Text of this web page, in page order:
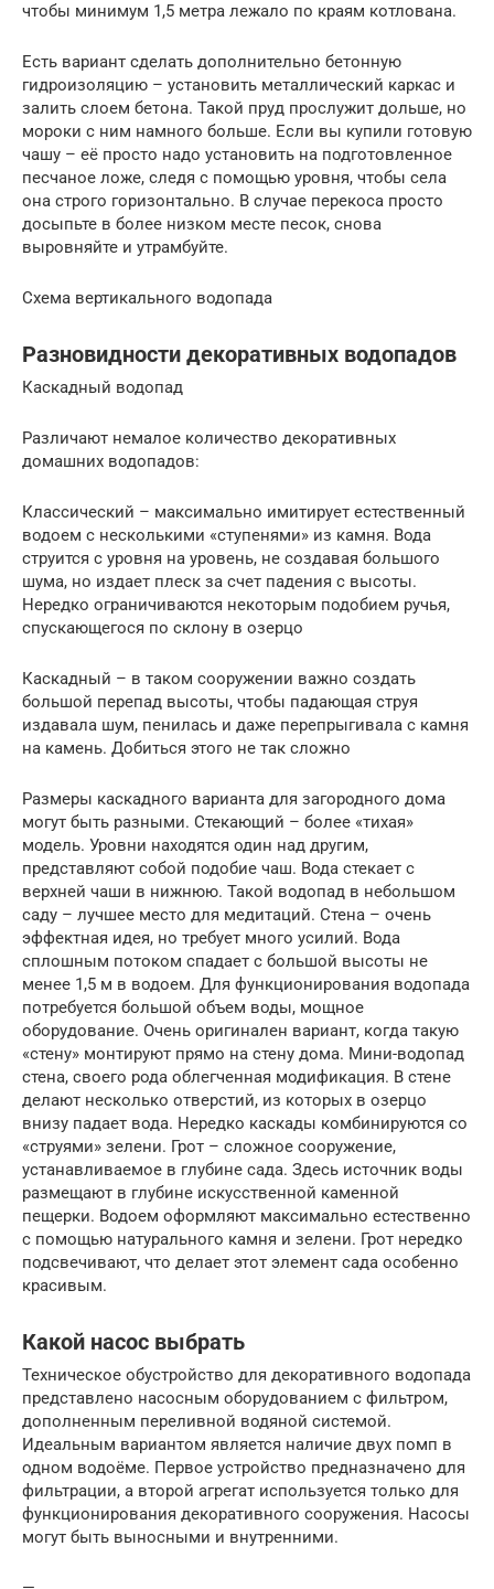
чтобы минимум 1,5 метра лежало по краям котлована.
Есть вариант сделать дополнительно бетонную
гидроизоляцию – установить металлический каркас и
залить слоем бетона. Такой пруд прослужит дольше, но
мороки с ним намного больше. Если вы купили готовую
чашу – её просто надо установить на подготовленное
песчаное ложе, следя с помощью уровня, чтобы села
она строго горизонтально. В случае перекоса просто
досыпьте в более низком месте песок, снова
выровняйте и утрамбуйте.
Схема вертикального водопада
Разновидности декоративных водопадов
Каскадный водопад
Различают немалое количество декоративных
домашних водопадов:
Классический – максимально имитирует естественный
водоем с несколькими «ступенями» из камня. Вода
струится с уровня на уровень, не создавая большого
шума, но издает плеск за счет падения с высоты.
Нередко ограничиваются некоторым подобием ручья,
спускающегося по склону в озерцо
Каскадный – в таком сооружении важно создать
большой перепад высоты, чтобы падающая струя
издавала шум, пенилась и даже перепрыгивала с камня
на камень. Добиться этого не так сложно
Размеры каскадного варианта для загородного дома
могут быть разными. Стекающий – более «тихая»
модель. Уровни находятся один над другим,
представляют собой подобие чаш. Вода стекает с
верхней чаши в нижнюю. Такой водопад в небольшом
саду – лучшее место для медитаций. Стена – очень
эффектная идея, но требует много усилий. Вода
сплошным потоком спадает с большой высоты не
менее 1,5 м в водоем. Для функционирования водопада
потребуется большой объем воды, мощное
оборудование. Очень оригинален вариант, когда такую
«стену» монтируют прямо на стену дома. Мини-водопад
стена, своего рода облегченная модификация. В стене
делают несколько отверстий, из которых в озерцо
внизу падает вода. Нередко каскады комбинируются со
«струями» зелени. Грот – сложное сооружение,
устанавливаемое в глубине сада. Здесь источник воды
размещают в глубине искусственной каменной
пещерки. Водоем оформляют максимально естественно
с помощью натурального камня и зелени. Грот нередко
подсвечивают, что делает этот элемент сада особенно
красивым.
Какой насос выбрать
Техническое обустройство для декоративного водопада
представлено насосным оборудованием с фильтром,
дополненным переливной водяной системой.
Идеальным вариантом является наличие двух помп в
одном водоёме. Первое устройство предназначено для
фильтрации, а второй агрегат используется только для
функционирования декоративного сооружения. Насосы
могут быть выносными и внутренними.